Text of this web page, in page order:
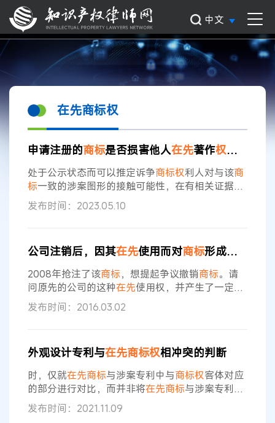
中文
在先商标权
申请注册的商标是否损害他人在先著作权的认定
处于公示状态而可以推定诉争商标权利人对与该商
标一致的涉案图形的接触可能性，在有相关证据予
以佐证且无其他相矛盾证据的情形下，可以作为证
明当事人系涉案图形利害关系人的证据。当事人在
著作权、诉争商标权利人具有接触可能性。 诉争商
标 图形与涉案图形构成实质性相似的认定，应当指
的是诉争商标与涉案图形独创性部分构成实质性
发布时间：2023.05.10
公司注销后，因其在先使用而对商标形成的权利可否被其他公司承继？
2008年抢注了该商标，想提起争议撤销商标。请
问原先的公司的这种在先使用权，并产生了一定的
影响力的这种权利能不能被现在的公司承继，并以
此为由提出争议？ 北京
受让了原公司的资产，那么，原公司对所述商标
有的
在先使用权也由现公司一并承继。 中国知识产
权律师网
发布时间：2016.03.02
外观设计专利与在先商标权相冲突的判断
时，仅就在先商标与涉案专利中与商标权客体对应
的部分进行对比，而并非将在先商标与涉案专利外
观设计整体进行对比。[7]例如，在第38641号无效
宣告审查决定中，涉案专利为带图案的旅行箱，
发布时间：2021.11.09